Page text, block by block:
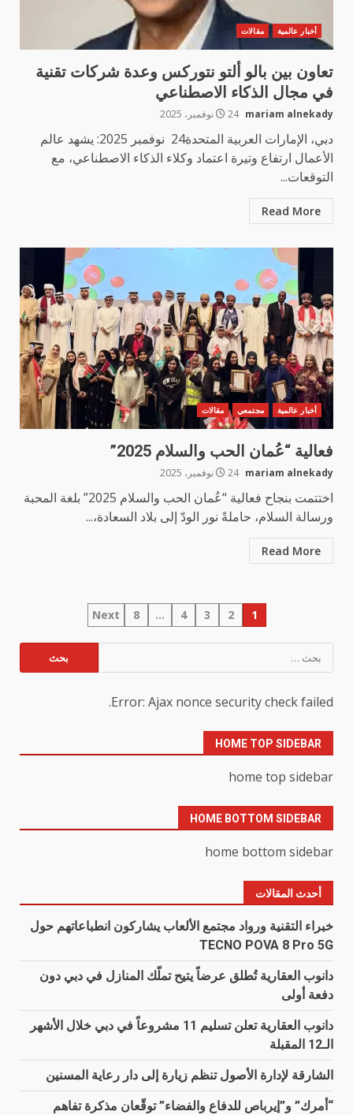
أخبار عالمية مقالات
تعاون بين بالو ألتو نتوركس وعدة شركات تقنية
في مجال الذكاء الاصطناعي
mariam alnekady 24 نوفمبر، 2025
دبي، الإمارات العربية المتحدة24 نوفمبر 2025: يشهد عالم
الأعمال ارتفاع وتيرة اعتماد وكلاء الذكاء الاصطناعي، مع
التوقعات...
Read More
أخبار عالمية مجتمعي مقالات
فعالية “عُمان الحب والسلام 2025”
mariam alnekady 24 نوفمبر، 2025
اختتمت بنجاح فعالية “عُمان الحب والسلام 2025” بلغة المحبة
ورسالة السلام، حاملةً نور الودّ إلى بلاد السعادة،...
Read More
تعدد
صفحات
المقالات
1
2
3
4
…
8
Next
عن:
Error: Ajax nonce security check failed.
HOME TOP SIDEBAR
home top sidebar
HOME BOTTOM SIDEBAR
home bottom sidebar
أحدث المقالات
خبراء التقنية ورواد مجتمع الألعاب يشاركون انطباعاتهم حول
TECNO POVA 8 Pro 5G
دانوب العقارية تُطلق عرضاً يتيح تملّك المنازل في دبي دون
دفعة أولى
دانوب العقارية تعلن تسليم 11 مشروعاً في دبي خلال الأشهر
الـ12 المقبلة
الشارقة لإدارة الأصول تنظم زيارة إلى دار رعاية المسنين
“أمرك” و”إيرباص للدفاع والفضاء” توقّعان مذكرة تفاهم